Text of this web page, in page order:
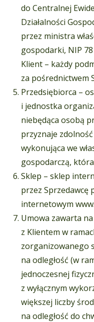
do Centralnej
Działalności
przez ministra
gospodarki, NIP
Klient – każdy
za pośrednictwem
Przedsiębiorca –
i jednostka
niebędąca osobą
przyznaje
wykonująca we
gospodarczą,
Sklep – sklep
przez Sprzedawcę
internetowym
Umowa zawarta
z Klientem w
zorganizowanego
na odległość (w
jednoczesnej
z wyłącznym
większej liczby
na odległość do